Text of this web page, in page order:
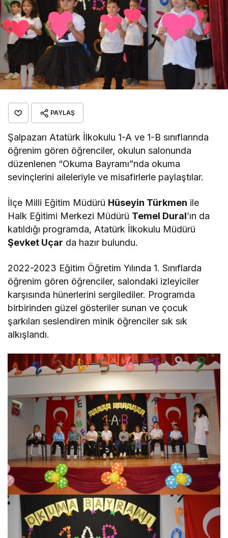
PAYLAŞ
Şalpazarı Atatürk İlkokulu 1-A ve 1-B sınıflarında
öğrenim gören öğrenciler, okulun salonunda
düzenlenen “Okuma Bayramı”nda okuma
sevinçlerini aileleriyle ve misafirlerle paylaştılar.
İlçe Milli Eğitim Müdürü Hüseyin Türkmen ile
Halk Eğitimi Merkezi Müdürü Temel Dural’ın da
katıldığı programda, Atatürk İlkokulu Müdürü
Şevket Uçar da hazır bulundu.
2022-2023 Eğitim Öğretim Yılında 1. Sınıflarda
öğrenim gören öğrenciler, salondaki izleyiciler
karşısında hünerlerini sergilediler. Programda
birbirinden güzel gösteriler sunan ve çocuk
şarkıları seslendiren minik öğrenciler sık sık
alkışlandı.